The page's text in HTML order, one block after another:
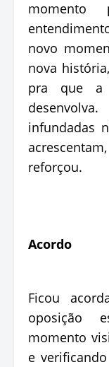
momento
novo
nova
pra que a
infundadas
reforçou.
Acordo
Ficou
oposição
momento
e